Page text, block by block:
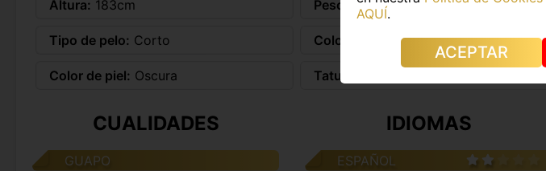
Altura: 183cm Peso: 76Kg
Tipo de pelo: Corto Color de pelo: Castaño
Color de piel: Oscura Tatuajes:
CUALIDADES
GUAPO
IDIOMAS
ESPAÑOL
AQUÍ.
ACEPTAR